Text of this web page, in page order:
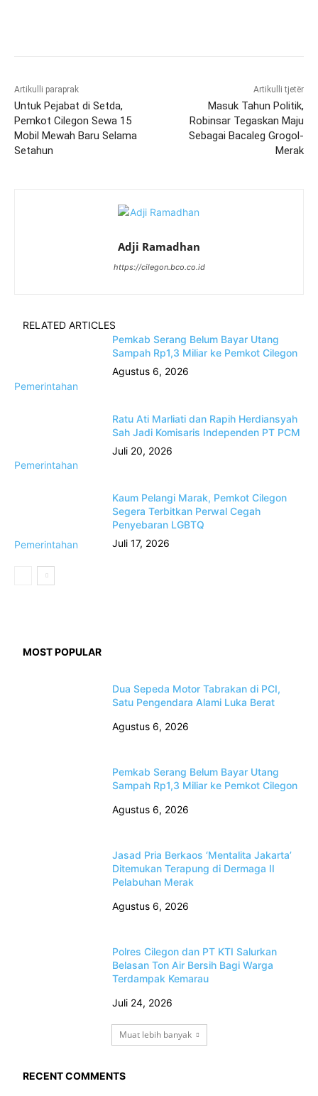
Artikulli paraprak
Untuk Pejabat di Setda,
Pemkot Cilegon Sewa 15
Mobil Mewah Baru Selama
Setahun
Artikulli tjetër
Masuk Tahun Politik,
Robinsar Tegaskan Maju
Sebagai Bacaleg Grogol-
Merak
Adji Ramadhan
https://cilegon.bco.co.id
RELATED ARTICLES
Pemerintahan
Pemkab Serang Belum Bayar Utang
Sampah Rp1,3 Miliar ke Pemkot Cilegon
Agustus 6, 2026
Pemerintahan
Ratu Ati Marliati dan Rapih Herdiansyah
Sah Jadi Komisaris Independen PT PCM
Juli 20, 2026
Pemerintahan
Kaum Pelangi Marak, Pemkot Cilegon
Segera Terbitkan Perwal Cegah
Penyebaran LGBTQ
Juli 17, 2026
MOST POPULAR
Dua Sepeda Motor Tabrakan di PCI,
Satu Pengendara Alami Luka Berat
Agustus 6, 2026
Pemkab Serang Belum Bayar Utang
Sampah Rp1,3 Miliar ke Pemkot Cilegon
Agustus 6, 2026
Jasad Pria Berkaos ‘Mentalita Jakarta’
Ditemukan Terapung di Dermaga II
Pelabuhan Merak
Agustus 6, 2026
Polres Cilegon dan PT KTI Salurkan
Belasan Ton Air Bersih Bagi Warga
Terdampak Kemarau
Juli 24, 2026
Muat lebih banyak
RECENT COMMENTS